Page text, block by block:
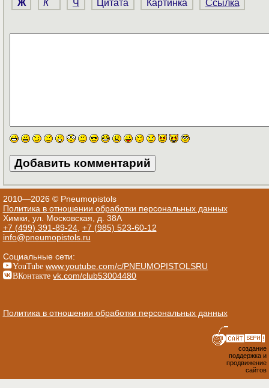
Ж К Ч Цитата Картинка Ссылка
2010—2026 © Pneumopistols
Политика в отношении обработки персональных данных
Химки, ул. Московская, д. 38А
+7 (499) 391-89-24, +7 (985) 523-60-12
info@pneumopistols.ru
Социальные сети:
YouTube www.youtube.com/c/PNEUMOPISTOLSRU
ВКонтакте vk.com/club53004480
Политика в отношении обработки персональных данных
создание
поддержка и
продвижение
сайтов